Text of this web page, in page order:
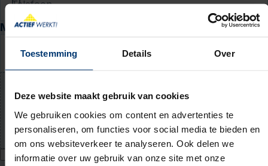
Toestemming Details Over
Deze website maakt gebruik van cookies
We gebruiken cookies om content en advertenties te
personaliseren, om functies voor social media te bieden en
om ons websiteverkeer te analyseren. Ook delen we
informatie over uw gebruik van onze site met onze
Telefoon
Motivatie en cv
Waarom past deze baan bij jou? (niet verplicht)
Upload jouw cv (niet verplicht)
PDF of Word-document (max. 5 MB)
Ik geef Actief Werkt! toestemming om mijn persoonsgegevens te